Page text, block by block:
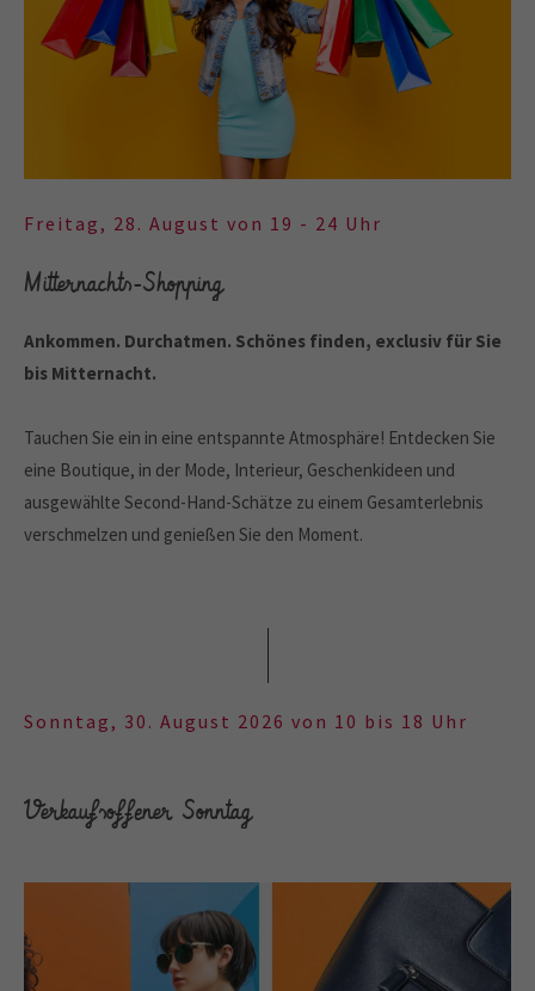
Freitag, 28. August von 19 - 24 Uhr
Mitternachts-Shopping
Ankommen. Durchatmen. Schönes finden, exclusiv für Sie
bis Mitternacht.
Tauchen Sie ein in eine entspannte Atmosphäre! Entdecken Sie
eine Boutique, in der Mode, Interieur, Geschenkideen und
ausgewählte Second-Hand-Schätze zu einem Gesamterlebnis
verschmelzen und genießen Sie den Moment.
Sonntag, 30. August 2026 von 10 bis 18 Uhr
Verkaufsoffener Sonntag